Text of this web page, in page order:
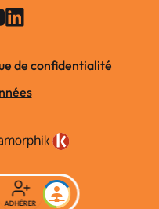
de confidentialité
ADHÉRER